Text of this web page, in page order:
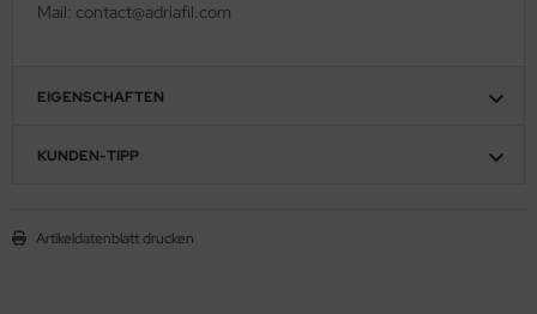
Mail: contact@adriafil.com
EIGENSCHAFTEN
KUNDEN-TIPP
Artikeldatenblatt drucken